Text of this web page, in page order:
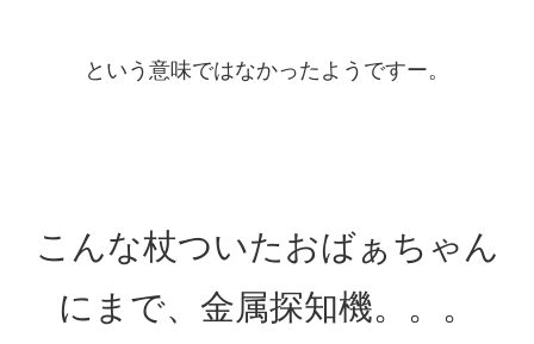
という意味ではなかったようですー。
こんな杖ついたおばぁちゃん
にまで、金属探知機。。。